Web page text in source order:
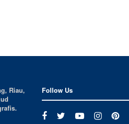
Riau,
Follow Us